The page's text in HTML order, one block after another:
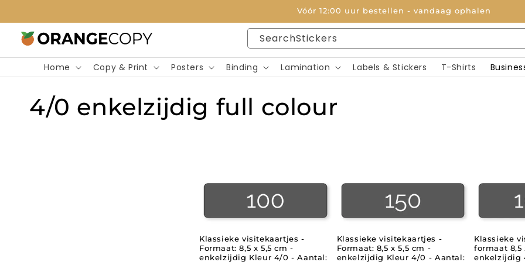
content
Vóór 12:00 uur bestellen - vandaag ophalen
Zoeken
Search
Home Copy & Print Posters Binding Lamination Labels & Stickers T-Shirts
C
4/0 enkelzijdig full colour
Klassieke visitekaartjes -
Formaat: 8,5 x 5,5 cm -
enkelzijdig Kleur 4/0 - Aantal:
Klassieke visitekaartjes -
Formaat: 8,5 x 5,5 cm -
enkelzijdig Kleur 4/0 - Aantal:
Klassieke
formaat 8,5
enkelzijdig